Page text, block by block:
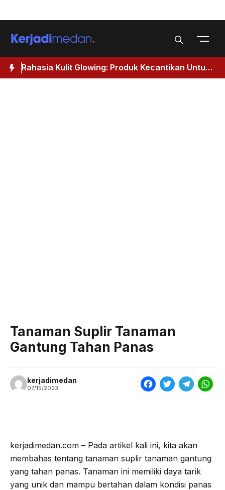
to
Rahasia Kulit Glowing: Produk Kecantikan Untuk
Wanita 40 Tahun Keatas
Tanaman Suplir Tanaman
Gantung Tahan Panas
kerjadimedan
07/15/2023
F
b
o
o
T
t
e
r
T
g
r
a
W
A
p
kerjadimedan.com – Pada artikel kali ini, kita akan
membahas tentang tanaman suplir tanaman gantung
yang tahan panas. Tanaman ini memiliki daya tarik
yang unik dan mampu bertahan dalam kondisi panas